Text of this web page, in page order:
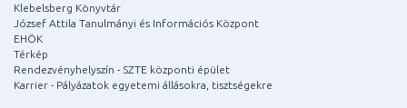
Klebelsberg Könyvtár
József Attila Tanulmányi és Információs Központ
EHÖK
Térkép
Rendezvényhelyszín - SZTE központi épület
Karrier - Pályázatok egyetemi állásokra, tisztségekre